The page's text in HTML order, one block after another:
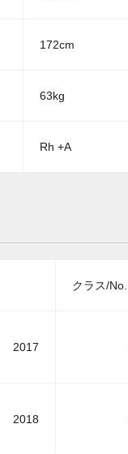
172cm
63kg
Rh +A
クラス/No.
2017
2018